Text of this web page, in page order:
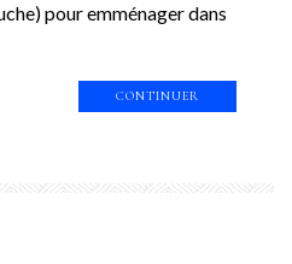
pour emménager dans
CONTINUER